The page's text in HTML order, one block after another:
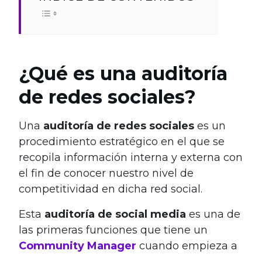
¿Qué es una auditoría
de redes sociales?
Una auditoría de redes sociales es un
procedimiento estratégico en el que se
recopila información interna y externa con
el fin de conocer nuestro nivel de
competitividad en dicha red social.
Esta auditoría de social media es una de
las primeras funciones que tiene un
Community Manager cuando empieza a